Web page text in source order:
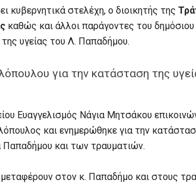
κυβερνητικά στελέχη, ο διοικητής της
καθώς και άλλοι παράγοντες του δημόσιου
υγείας του Λ. Παπαδήμου.
για την κατάσταση της
Ευαγγελισμός Νάγια Μητσάκου
και ενημερώθηκε για την
και των τραυματιών.
στον κ. Παπαδήμο και στους